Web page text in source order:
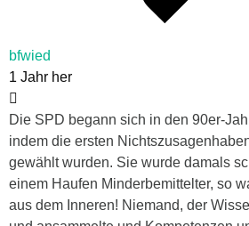
bfwied
1 Jahr her
Die SPD begann sich in den 90er-
indem die ersten
gewählt wurden. Sie wurde damals
einem Haufen Minderbemittelter, so
aus dem Inneren! Niemand, der